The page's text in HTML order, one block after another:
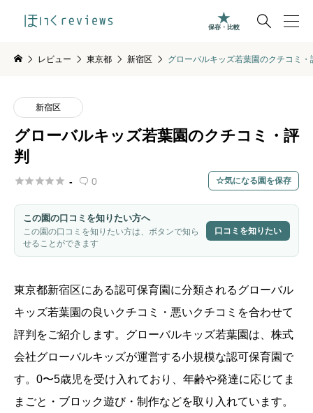

保存・比較
レビュー 東京都 新宿区 グローバルキッズ若葉園のクチコミ・
新宿区
グローバルキッズ若葉園のクチコミ・評
判
 -  0 気になる園を保存
この園の口コミを知りたい方へ
この園の口コミを知りたい方は、ボタンで知ら
せることができます
口コミを知りたい
東京都新宿区にある認可保育園に分類されるグローバル
キッズ若葉園の良いクチコミ・悪いクチコミを合わせて
評判をご紹介します。グローバルキッズ若葉園は、 株式
会社グローバルキッズが運営する小規模な認可保育園で
す。0〜5歳児を受け入れており、年齢や発達に応じてま
まごと・ブロック遊び・制作などを取り入れています。